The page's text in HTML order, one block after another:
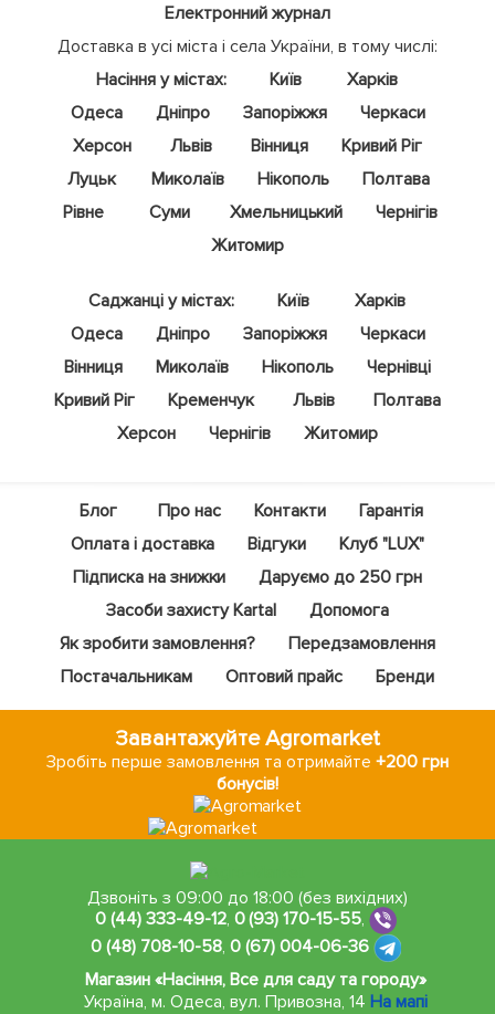
Електронний журнал
Доставка в усі міста і села України, в тому числі:
Насіння у містах:
Київ
Харків
Одеса
Дніпро Запоріжжя
Черкаси
Херсон
Львів Вінниця
Кривий Ріг
Луцьк
Миколаїв Нікополь
Полтава
Рівне
Суми Хмельницький
Чернігів
Житомир
Саджанці у містах: Київ
Харків
Одеса
Дніпро Запоріжжя
Черкаси
Вінниця
Миколаїв Нікополь
Чернівці
Кривий Ріг
Кременчук Львів
Полтава
Херсон
Чернігів Житомир
Блог Про нас Контакти
Гарантія
Оплата і доставка
Відгуки
Клуб "LUX"
Підписка на знижки
Даруємо до 250 грн
Засоби захисту Kartal
Допомога
Як зробити замовлення?
Передзамовлення
Постачальникам
Оптовий прайс Бренди
Завантажуйте Agromarket
Зробіть перше замовлення та отримайте+200 грн
бонусів!
Дзвоніть з 09:00 до 18:00 (без вихідних)
0 (44) 333-49-12, 0 (93) 170-15-55,
0 (48) 708-10-58, 0 (67) 004-06-36
Магазин «Насіння, Все для саду та городу»
Україна, м. Одеса,вул. Привозна, 14 На мапі